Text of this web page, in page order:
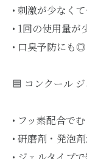
• 刺激が少なく
• 1回の使用量が
• 口臭予防にも◎
🟦 コンクール
• フッ素配合で
• 研磨剤・発泡